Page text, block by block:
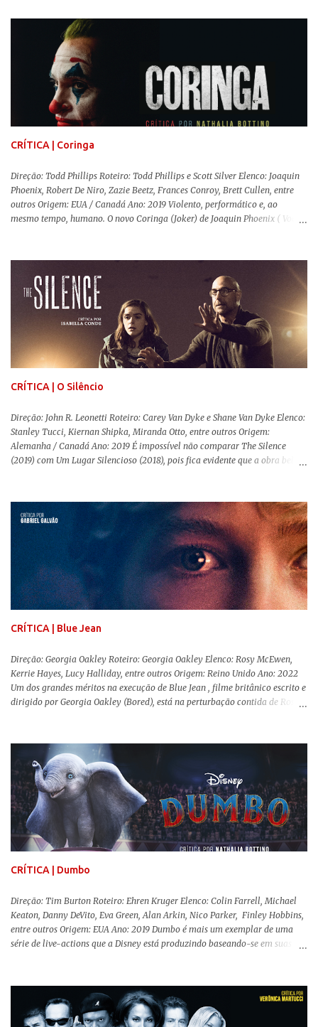
sempre importante levarmos em conta quem assina e qual a função social
da obra. O cinema brasileiro é celeiro de grandes documentaristas, muitos
deles mundialmente reconhecidos. Pensando na variedade de estilos e
estéticas de se fazer documentários, selecionei 5 produções tupiniquins do
gênero que, para mim, são indispensáveis: ▼ Cabra Marcado para Morrer
(1984) , de Eduardo Coutinho Em 1964, devido ao golpe militar, Eduardo
Coutinho (Edifício Master) teve que abandonar as filmagens do
documentário sobre o assassinato do líder camponês Joã...
CRÍTICA | Coringa
Direção: Todd Phillips Roteiro: Todd Phillips e Scott Silver Elenco: Joaquin
Phoenix, Robert De Niro, Zazie Beetz, Frances Conroy, Brett Cullen, entre
outros Origem: EUA / Canadá Ano: 2019 Violento, performático e, ao
mesmo tempo, humano. O novo Coringa (Joker) de Joaquin Phoenix ( Você
Comics . É importante ressaltar que este não é um filme de herói. E muito
menos de vilão. O longa de Todd Phillips (Se Beber, Não Case!) segue uma
trajetória profunda do reflexo da corrupção da sociedade na vida de um ser
humano, capaz de causar perturbação e desconforto do inicio ao fim da
projeção, e por mais um bom tempo após deixar o cinema. Trata-se de
uma obra difícil de ser "digerida", pois lida com temas sensíveis, como
abuso, doença mental, bullying e violência física. Todo esse turbilhão de
informações molda a mente d...
CRÍTICA | O Silêncio
Direção: John R. Leonetti Roteiro: Carey Van Dyke e Shane Van Dyke Elenco:
Stanley Tucci, Kiernan Shipka, Miranda Otto, entre outros Origem:
Alemanha / Canadá Ano: 2019 É impossível não comparar The Silence
(2019) com Um Lugar Silencioso (2018), pois fica evidente que a obra bebe
reproduzir alguns elementos que consograram a obra de John Krasinski
(The Office). Aqui os “monstros” com audições aguçadas eram seres da
Terra que estavam presos por séculos em uma caverna recém descoberta,
libertando-os pelo mundo. O espectador acompanha uma família que tem
uma pequena vantagem em relação às outras pessoas. Adivinhem? Sabem
viver em silêncio pelo fato da filha mais velha ser surda. Para aqueles que
amam filmes com temática apocalíptica, a produção pode até funcionar
como entretenimento mediano. Todo o cenário de fuga, pânico col...
CRÍTICA | Blue Jean
Direção: Georgia Oakley Roteiro: Georgia Oakley Elenco: Rosy McEwen,
Kerrie Hayes, Lucy Halliday, entre outros Origem: Reino Unido Ano: 2022
Um dos grandes méritos na execução de Blue Jean , filme britânico escrito e
dirigido por Georgia Oakley (Bored), está na perturbação contida de Rosy
movimentos e falas, equilibrada numa frágil neutralidade entre seu
trabalho e seus afetos, passando noites bebendo e jogando sinuca com seu
grupo de amigas lésbicas e sua amante. É imperativo para ela que ambos
os mundos não se cruzem de modo algum, pois o período histórico no qual
a história se passa - 1988 na Inglaterra - é de um contexto profundamente
conservador e hostil a pessoas queer. Com o governo liderado pela então
primeira-ministra Margaret Tatcher usando recursos supostamente
constitucionais para mobilizar campanhas agressivas ao modo de vida
CRÍTICA | Dumbo
Direção: Tim Burton Roteiro: Ehren Kruger Elenco: Colin Farrell, Michael
Keaton, Danny DeVito, Eva Green, Alan Arkin, Nico Parker, Finley Hobbins,
entre outros Origem: EUA Ano: 2019 Dumbo é mais um exemplar de uma
série de live-actions que a Disney está produzindo baseando-se em suas
remake , já que a história do elefantinho voador foi reinventada de forma
mais realista, se adequando perfeitamente a proposta. Não há animais
falantes, por exemplo, mas nem por isso o tom lúdico e infantil é deixado